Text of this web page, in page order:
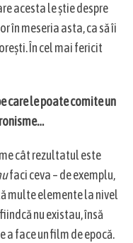
acesta le știe despre
în meseria asta, ca să îi
În cel mai fericit
care le poate comite un
cât rezultatul este
faci ceva – de exemplu,
multe elemente la nivel
nu existau, însă
face un film de epocă.